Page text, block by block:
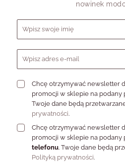
Najpiękniej pracuje wtedy, gdy:
budujesz stylizację na
dodatków,
pozwalasz biżuterii dopełniać,
I właśnie dlatego biżuteria z kulką
szafie kapsułowej, w codziennych
mają wyglądać naturalnie, ale nie
Jaką energię
kulkami?
nowinek
Formularz zapisu do
Chcę otrzymywać newsletter
promocji w sklepie na podany
Twoje dane będą
prywatności.
Chcę otrzymywać newsletter
promocji w sklepie na podany
telefonu. Twoje dane będą
Polityką prywatności.